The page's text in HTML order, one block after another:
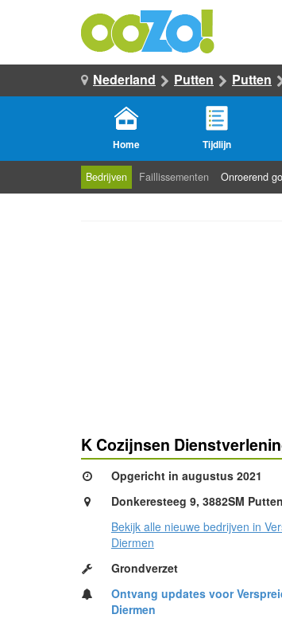
Nederland Putten Putten
Home Tijdlijn
Bedrijven Faillissementen Onroerend
K Cozijnsen
Opgericht in augustus 2021
Donkeresteeg 9, 3882SM Putten
Bekijk alle nieuwe bedrijven in
Diermen
Grondverzet
Ontvang updates voor
Diermen